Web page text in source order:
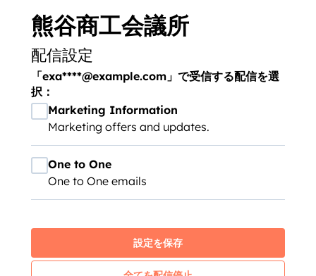
熊谷商工会議所
配信設定
「exa****@example.com」で受信する配信を選
択：
Marketing Information
Marketing offers and updates.
One to One
One to One emails
設定を保存